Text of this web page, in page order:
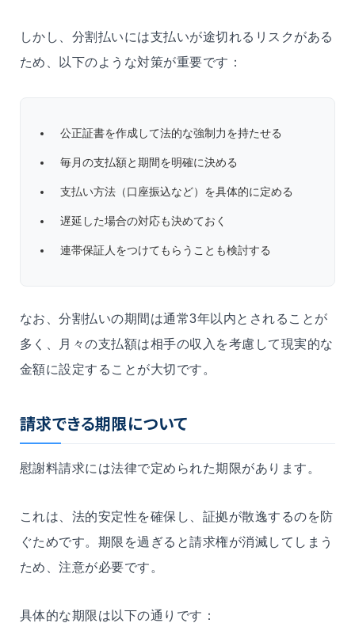
しかし、分割払いには支払いが途切れるリスクがある
ため、以下のような対策が重要です：
公正証書を作成して法的な強制力を持たせる
毎月の支払額と期間を明確に決める
支払い方法（口座振込など）を具体的に定める
遅延した場合の対応も決めておく
連帯保証人をつけてもらうことも検討する
なお、分割払いの期間は通常3年以内とされることが
多く、月々の支払額は相手の収入を考慮して現実的な
金額に設定することが大切です。
請求できる期限について
慰謝料請求には法律で定められた期限があります。
これは、法的安定性を確保し、証拠が散逸するのを防
ぐためです。期限を過ぎると請求権が消滅してしまう
ため、注意が必要です。
具体的な期限は以下の通りです：